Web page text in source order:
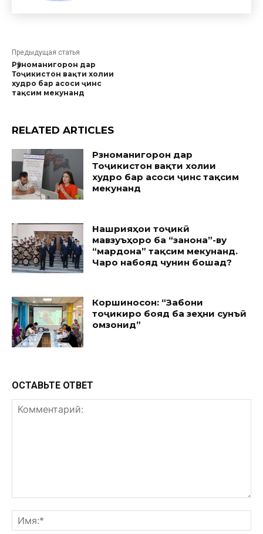
Предыдущая статья
Рӯзноманигорон дар
Тоҷикистон вақти холии
худро бар асоси ҷинс
тақсим мекунанд
RELATED ARTICLES
Рӯзноманигорон дар
Тоҷикистон вақти холии
худро бар асоси ҷинс тақсим
мекунанд
Нашрияҳои тоҷикӣ
мавзуъҳоро ба “занона”-ву
“мардона” тақсим мекунанд.
Чаро набояд чунин бошад?
Коршиносон: “Забони
тоҷикиро бояд ба зеҳни сунъӣ
омӯзонид”
ОСТАВЬТЕ ОТВЕТ